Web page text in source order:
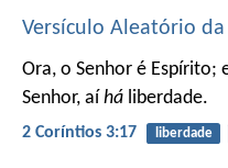
Versículo Aleatório
Ora, o Senhor é Espírito;
Senhor, aí há liberdade.
2 Coríntios 3:17 liberdade